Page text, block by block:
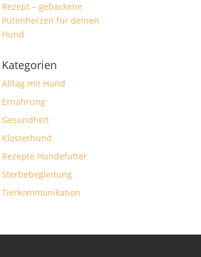
Rezept – gebackene
Putenherzen für deinen
Hund
Kategorien
Alltag mit Hund
Ernährung
Gesundheit
Klosterhund
Rezepte Hundefutter
Sterbebegleitung
Tierkommunikation